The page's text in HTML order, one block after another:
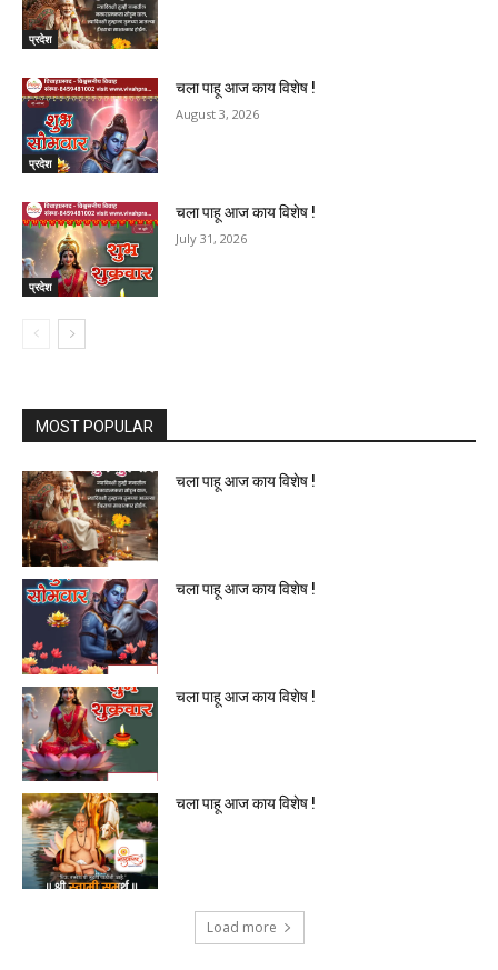
प्रदेश
प्रदेश
चला पाहू आज काय विशेष !
August 3, 2026
प्रदेश
चला पाहू आज काय विशेष !
July 31, 2026
MOST POPULAR
चला पाहू आज काय विशेष !
चला पाहू आज काय विशेष !
चला पाहू आज काय विशेष !
चला पाहू आज काय विशेष !
Load more